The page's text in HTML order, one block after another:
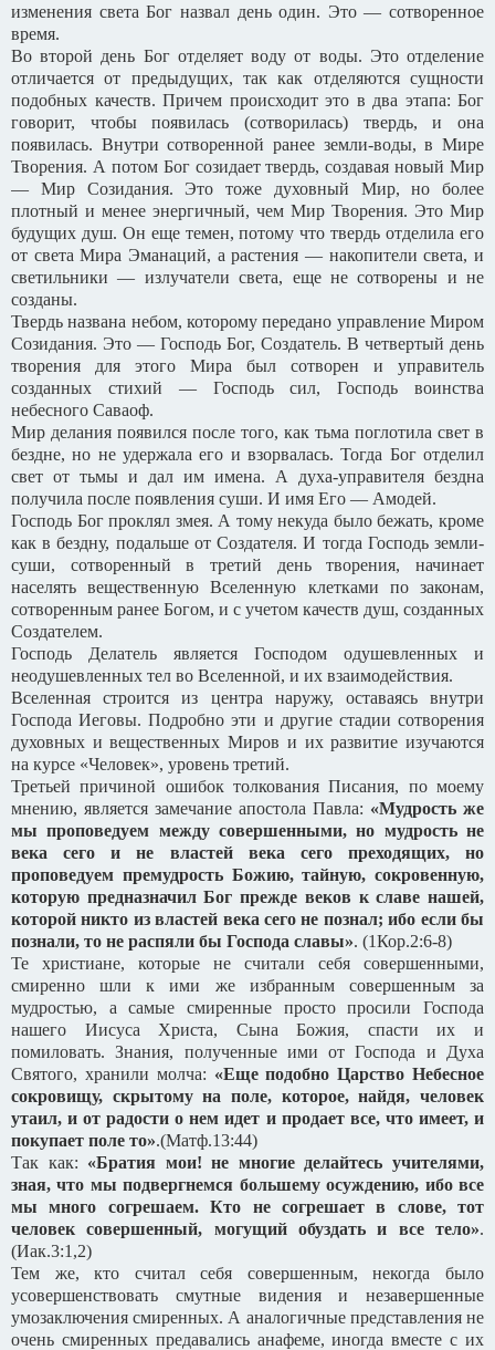
изменения света Бог назвал день один. Это — сотворенное
время.
Во второй день Бог отделяет воду от воды. Это отделение
отличается от предыдущих, так как отделяются сущности
подобных качеств. Причем происходит это в два этапа: Бог
говорит, чтобы появилась (сотворилась) твердь, и она
появилась. Внутри сотворенной ранее земли-воды, в Мире
Творения. А потом Бог созидает твердь, создавая новый Мир
— Мир Созидания. Это тоже духовный Мир, но более
плотный и менее энергичный, чем Мир Творения. Это Мир
будущих душ. Он еще темен, потому что твердь отделила его
от света Мира Эманаций, а растения — накопители света, и
светильники — излучатели света, еще не сотворены и не
созданы.
Твердь названа небом, которому передано управление Миром
Созидания. Это — Господь Бог, Создатель. В четвертый день
творения для этого Мира был сотворен и управитель
созданных стихий — Господь сил, Господь воинства
небесного Саваоф.
Мир делания появился после того, как тьма поглотила свет в
бездне, но не удержала его и взорвалась. Тогда Бог отделил
свет от тьмы и дал им имена. А духа-управителя бездна
получила после появления суши. И имя Его — Амодей.
Господь Бог проклял змея. А тому некуда было бежать, кроме
как в бездну, подальше от Создателя. И тогда Господь земли-
суши, сотворенный в третий день творения, начинает
населять вещественную Вселенную клетками по законам,
сотворенным ранее Богом, и с учетом качеств душ, созданных
Создателем.
Господь Делатель является Господом одушевленных и
неодушевленных тел во Вселенной, и их взаимодействия.
Вселенная строится из центра наружу, оставаясь внутри
Господа Иеговы. Подробно эти и другие стадии сотворения
духовных и вещественных Миров и их развитие изучаются
на курсе «Человек», уровень третий.
Третьей причиной ошибок толкования Писания, по моему
мнению, является замечание апостола Павла: «Мудрость же
мы проповедуем между совершенными, но мудрость не
века сего и не властей века сего преходящих, но
проповедуем премудрость Божию, тайную, сокровенную,
которую предназначил Бог прежде веков к славе нашей,
которой никто из властей века сего не познал; ибо если бы
познали, то не распяли бы Господа славы». (1Кор.2:6-8)
Те христиане, которые не считали себя совершенными,
смиренно шли к ими же избранным совершенным за
мудростью, а самые смиренные просто просили Господа
нашего Иисуса Христа, Сына Божия, спасти их и
помиловать. Знания, полученные ими от Господа и Духа
Святого, хранили молча: «Еще подобно Царство Небесное
сокровищу, скрытому на поле, которое, найдя, человек
утаил, и от радости о нем идет и продает все, что имеет, и
покупает поле то».(Матф.13:44)
Так как: «Братия мои! не многие делайтесь учителями,
зная, что мы подвергнемся большему осуждению, ибо все
мы много согрешаем. Кто не согрешает в слове, тот
человек совершенный, могущий обуздать и все тело».
(Иак.3:1,2)
Тем же, кто считал себя совершенным, некогда было
усовершенствовать смутные видения и незавершенные
умозаключения смиренных. А аналогичные представления не
очень смиренных предавались анафеме, иногда вместе с их